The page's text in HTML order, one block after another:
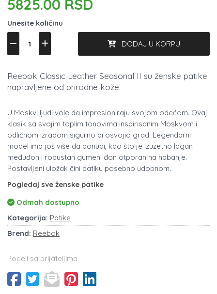
5825.00 RSD
Unesite količinu
DODAJ U KORPU
Reebok Classic Leather Seasonal II su ženske patike
napravljene od prirodne kože.
U Moskvi ljudi vole da impresioniraju svojom odećom. Ovaj
klasik sa svojim toplim tonovima inspirisanim Moskvom i
odličnom izradom sigurno bi osvojio grad. Legendarni
model ima još više da ponudi, kao što je izuzetno lagan
međuđon i robustan gumeni đon otporan na habanje.
Postavljeni uložak čini patiku posebno udobnom.
Pogledaj sve ženske patike
Odmah dostupno
Kategorija: Patike
Brend: Reebok
Podeli sa prijateljima